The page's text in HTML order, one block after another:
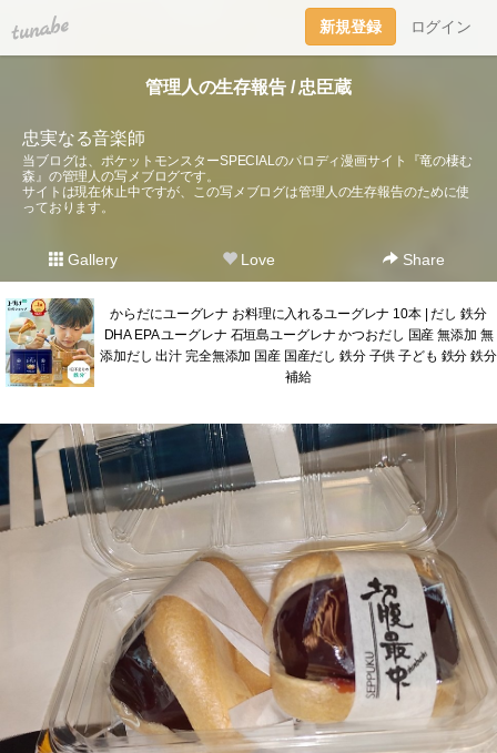
tuna.be 新規登録 ログイン
管理人の生存報告 / 忠臣蔵
忠実なる音楽師
当ブログは、ポケットモンスターSPECIALのパロディ漫画サイト『竜の棲む
森』の管理人の写メブログです。
サイトは現在休止中ですが、この写メブログは管理人の生存報告のために使
っております。
Gallery Love Share
からだにユーグレナ お料理に入れるユーグレナ 10本 | だし 鉄分
DHA EPA ユーグレナ 石垣島ユーグレナ かつおだし 国産 無添加 無
添加だし 出汁 完全無添加 国産 国産だし 鉄分 子供 子ども 鉄分 鉄分
補給